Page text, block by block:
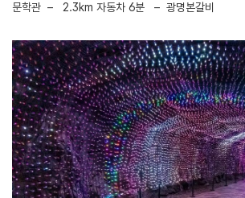
문학관 – 2.3km 자동차 6분 – 광명본갈비